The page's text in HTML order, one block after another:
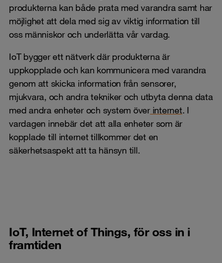
produkterna kan både prata med varandra samt har
möjlighet att dela med sig av viktig information till
oss människor och underlätta vår vardag.
IoT bygger ett nätverk där produkterna är
uppkopplade och kan kommunicera med varandra
genom att skicka information från sensorer,
mjukvara, och andra tekniker och utbyta denna data
med andra enheter och system överinternet. I
vardagen innebär det att alla enheter som är
kopplade till internet tillkommer det en
säkerhetsaspekt att ta hänsyn till.
IoT, Internet of Things, för oss in i
framtiden